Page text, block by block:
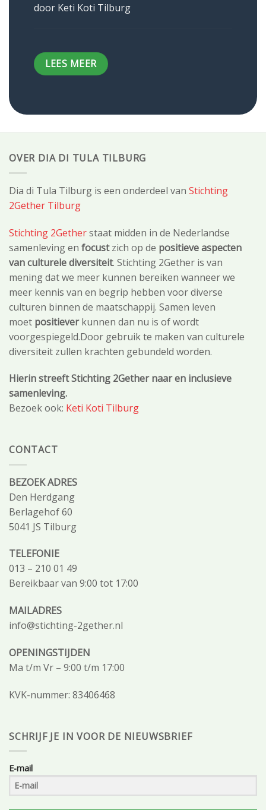
door Keti Koti Tilburg
LEES MEER
OVER DIA DI TULA TILBURG
Dia di Tula Tilburg is een onderdeel van Stichting
2Gether Tilburg
Stichting 2Getherstaat midden in de Nederlandse
samenleving en focustzich op de positieve aspecten
van culturele diversiteit. Stichting 2Gether is van
mening dat we meer kunnen bereiken wanneer we
meer kennis van en begrip hebben voor diverse
culturen binnen de maatschappij. Samen leven
moet positieverkunnen dan nu is of wordt
voorgespiegeld.Door gebruik te maken van culturele
diversiteit zullen krachten gebundeld worden.
Hierin streeft Stichting 2Gether naar en inclusieve
samenleving.
Bezoek ook: Keti Koti Tilburg
CONTACT
BEZOEK ADRES
Den Herdgang
Berlagehof 60
5041 JS Tilburg
TELEFONIE
013 – 210 01 49
Bereikbaar van 9:00 tot 17:00
MAILADRES
info@stichting-2gether.nl
OPENINGSTIJDEN
Ma t/m Vr – 9:00 t/m 17:00
KVK-nummer: 83406468
SCHRIJF JE IN VOOR DE NIEUWSBRIEF
E-mail